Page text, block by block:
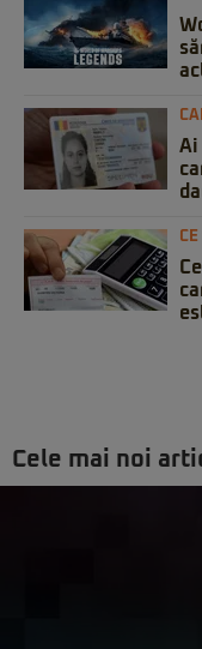
Ai
Cele mai noi